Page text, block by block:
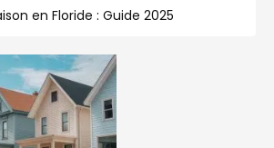
en Floride : Guide 2025